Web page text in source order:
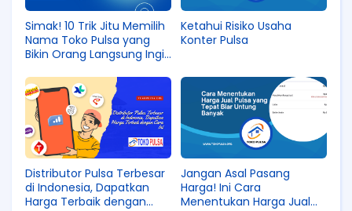
Simak! 10 Trik Jitu Memilih
Nama Toko Pulsa yang
Bikin Orang Langsung Ingin
Ketahui Risiko Usaha
Konter Pulsa
Distributor Pulsa Terbesar
di Indonesia, Dapatkan
Harga Terbaik dengan
Jangan Asal Pasang
Harga! Ini Cara
Menentukan Harga Jual